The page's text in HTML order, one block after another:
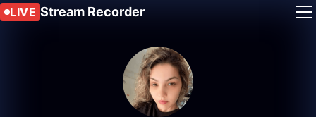
LIVE Stream Recorder